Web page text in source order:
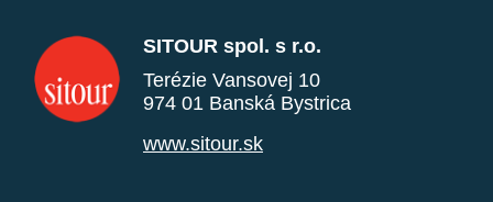
SITOUR spol. s r.o.
Terézie Vansovej 10
974 01 Banská Bystrica
www.sitour.sk